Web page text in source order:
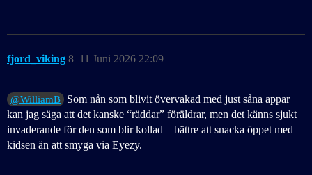
fjord_viking 11 Juni 2026 22:09
8
@WilliamB
Som nån som blivit övervakad med just såna appar
kan jag säga att det kanske “räddar” föräldrar, men det känns sjukt
invaderande för den som blir kollad – bättre att snacka öppet med
kidsen än att smyga via Eyezy.